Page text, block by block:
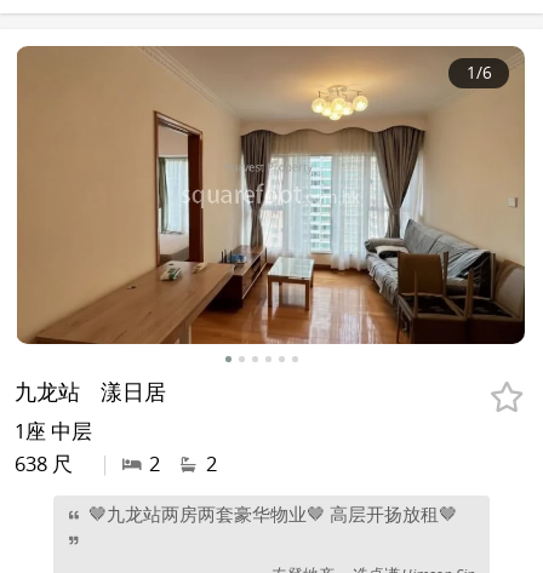
1/6
九龙站 漾日居
1座 中层
638 尺
| 2 2
🤎九龙站两房两套豪华物业🤎 高层开扬放租🤎